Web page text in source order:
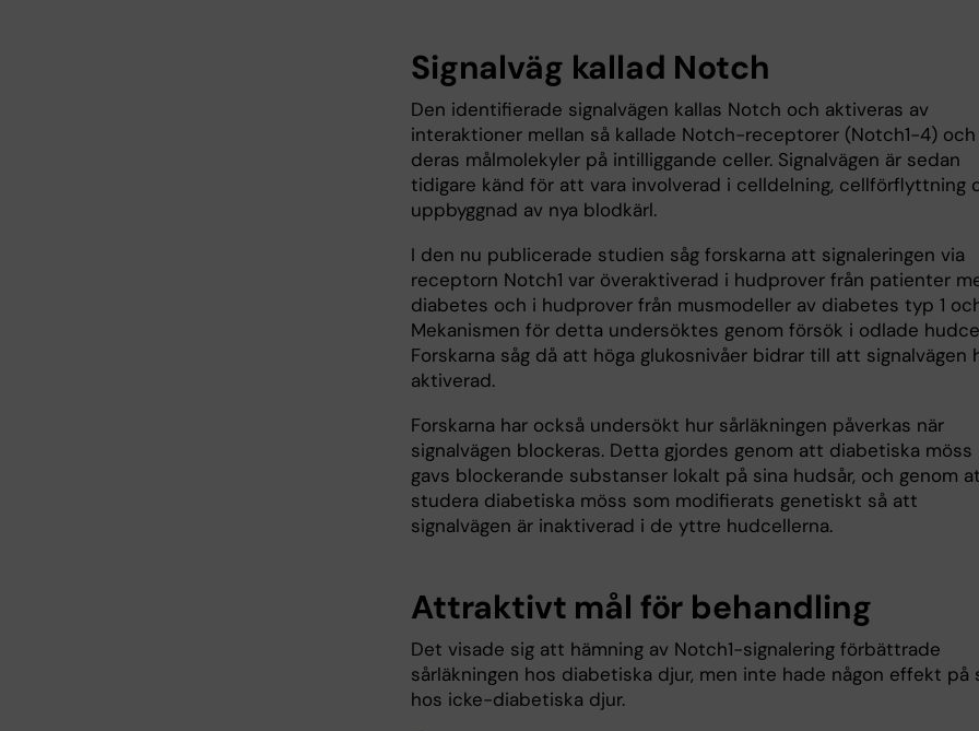
Signalväg kallad Notch
Den identifierade signalvägen kallas Notch och aktiveras av
interaktioner mellan så kallade Notch-receptorer (Notch1-4) och
deras målmolekyler på intilliggande celler. Signalvägen är sedan
tidigare känd för att vara involverad i celldelning, cellförflyttning
uppbyggnad av nya blodkärl.
I den nu publicerade studien såg forskarna att signaleringen via
receptorn Notch1 var överaktiverad i hudprover från patienter
diabetes och i hudprover från musmodeller av diabetes typ 1
Mekanismen för detta undersöktes genom försök i odlade
Forskarna såg då att höga glukosnivåer bidrar till att signalvägen
aktiverad.
Forskarna har också undersökt hur sårläkningen påverkas när
signalvägen blockeras. Detta gjordes genom att diabetiska möss
gavs blockerande substanser lokalt på sina hudsår, och genom
studera diabetiska möss som modifierats genetiskt så att
signalvägen är inaktiverad i de yttre hudcellerna.
Attraktivt mål för behandling
Det visade sig att hämning av Notch1-signalering förbättrade
sårläkningen hos diabetiska djur, men inte hade någon effekt på
hos icke-diabetiska djur.